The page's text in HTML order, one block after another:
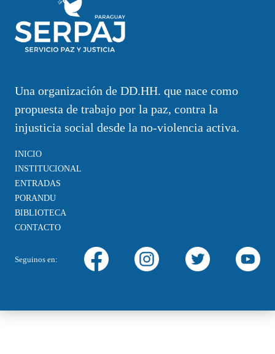
Una organización de DD.HH. que nace como
propuesta de trabajo por la paz, contra la
injusticia social desde la no-violencia activa.
INICIO
INSTITUCIONAL
ENTRADAS
PORANDU
BIBLIOTECA
CONTACTO
Seguinos en: